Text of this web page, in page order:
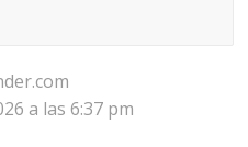
a las 6:37 pm